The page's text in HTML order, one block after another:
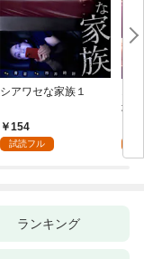
シアワセな家族１
154
試読フル
地
ランキング